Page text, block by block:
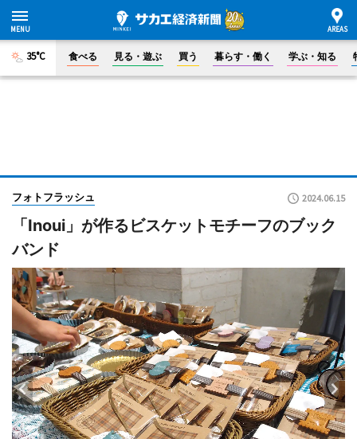
35°C 食べる 見る・遊ぶ 買う 暮らす・働く 学ぶ・知る
フォトフラッシュ 2024.06.15
「Inoui」が作るビスケットモチーフのブック
バンド